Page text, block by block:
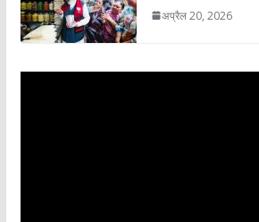
अप्रैल 20, 2026